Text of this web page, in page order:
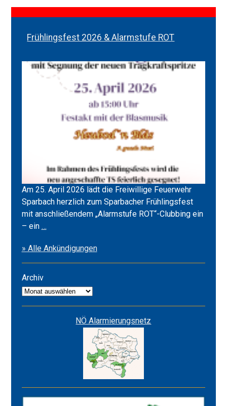
Frühlingsfest 2026 & Alarmstufe ROT
Am 25. April 2026 lädt die Freiwillige Feuerwehr
Sparbach herzlich zum Sparbacher Frühlingsfest
mit anschließendem „Alarmstufe ROT“-Clubbing ein
– ein …
&
Alarmstufe
» Alle Ankündigungen
Archiv
Archiv
NÖ Alarmierungsnetz